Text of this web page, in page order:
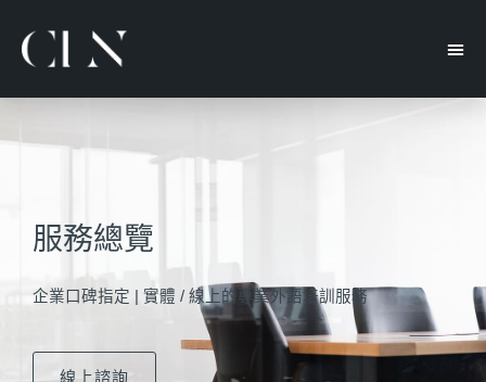
服務總覽
企業口碑指定 | 實體 / 線上的專業外語培訓服務
線上諮詢